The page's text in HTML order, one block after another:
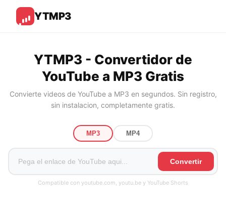
YTMP3
YTMP3 - Convertidor de
YouTube a MP3 Gratis
Convierte videos de YouTube a MP3 en segundos. Sin registro,
sin instalacion, completamente gratis.
MP3 MP4
Convertir
Compatible con youtube.com, youtu.be y YouTube Shorts